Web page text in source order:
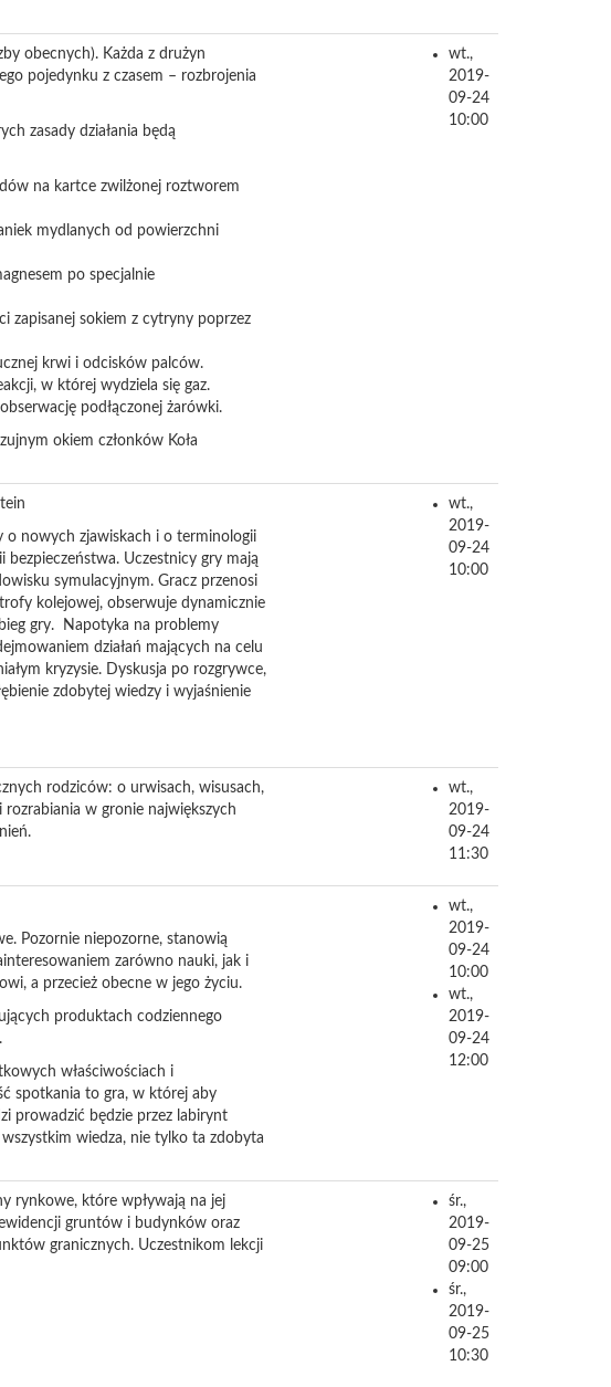
obecnych). Każda z drużyn
pojedynku z czasem – rozbrojenia
zasady działania będą
na kartce zwilżonej roztworem
mydlanych od powierzchni
po specjalnie
zapisanej sokiem z cytryny poprzez
krwi i odcisków palców.
w której wydziela się gaz.
podłączonej żarówki.
okiem członków Koła
wt.,
2019-
09-24
10:00
o nowych zjawiskach i o terminologii
bezpieczeństwa. Uczestnicy gry mają
symulacyjnym. Gracz przenosi
kolejowej, obserwuje dynamicznie
gry. Napotyka na problemy
działań mających na celu
kryzysie. Dyskusja po rozgrywce,
zdobytej wiedzy i wyjaśnienie
wt.,
2019-
09-24
10:00
rodziców: o urwisach, wisusach,
w gronie największych
wt.,
2019-
09-24
11:30
Pozornie niepozorne, stanowią
zarówno nauki, jak i
a przecież obecne w jego życiu.
produktach codziennego
właściwościach i
spotkania to gra, w której aby
prowadzić będzie przez labirynt
wiedza, nie tylko ta zdobyta
wt.,
2019-
09-24
10:00
wt.,
2019-
09-24
12:00
rynkowe, które wpływają na jej
gruntów i budynków oraz
granicznych. Uczestnikom lekcji
śr.,
2019-
09-25
09:00
śr.,
2019-
09-25
10:30